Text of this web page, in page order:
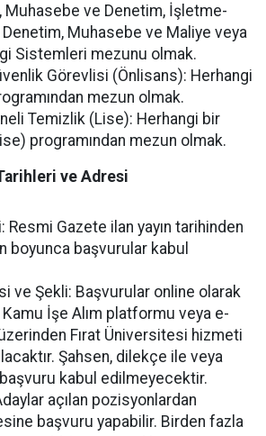
Muhasebe ve Denetim, İşletme-
Muhasebe ve Maliye veya
Sistemleri mezunu olmak.
Görevlisi (Önlisans): Herhangi
mezun olmak.
Temizlik (Lise): Herhangi bir
programından mezun olmak.
ve Adresi
Resmi Gazete ilan yayın tarihinden
boyunca başvurular kabul
ve Şekli: Başvurular online olarak
Kamu İşe Alım platformu veya e-
Fırat Üniversitesi hizmeti
Şahsen, dilekçe ile veya
kabul edilmeyecektir.
açılan pozisyonlardan
başvuru yapabilir. Birden fazla